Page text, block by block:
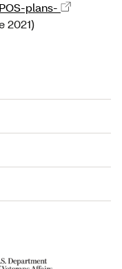
plans-
2021)